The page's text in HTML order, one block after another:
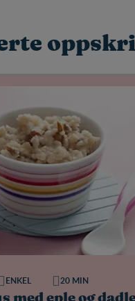
ENKEL 20 MIN